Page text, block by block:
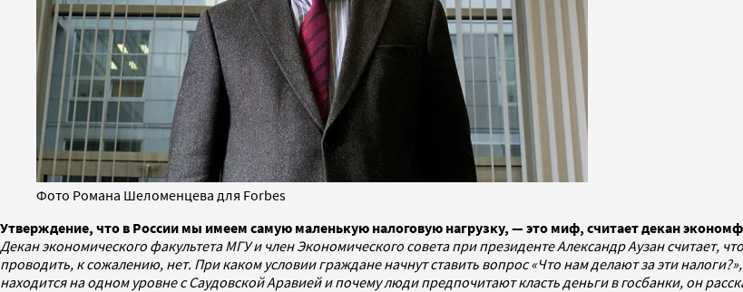
Фото Романа Шеломенцева для Forbes
Утверждение, что в России мы имеем самую маленькую налоговую нагрузку, — это миф, считает декан
Декан экономического факультета МГУ и член Экономического совета при президенте Александр Аузан
проводить, к сожалению, нет. При каком условии граждане начнут ставить вопрос «Что нам делают за эти
находится на одном уровне с Саудовской Аравией и почему люди предпочитают класть деньги в госбанки, он